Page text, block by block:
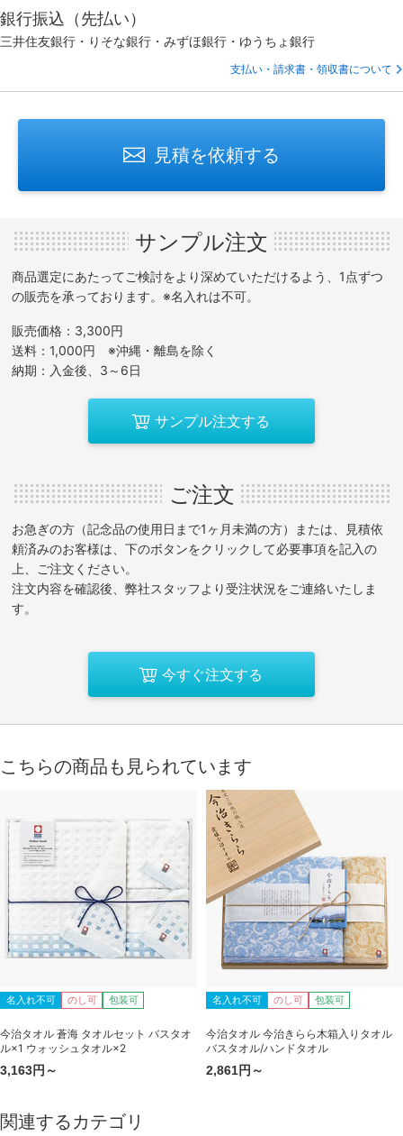
銀行振込（先払い）
三井住友銀行・りそな銀行・みずほ銀行・ゆうちょ銀行
支払い・請求書・領収書について
見積を依頼する
サンプル注文
商品選定にあたってご検討をより深めていただけるよう、1点ずつ
の販売を承っております。※名入れは不可。
販売価格：3,300円
送料：1,000円 ※沖縄・離島を除く
納期：入金後、3～6日
サンプル注文する
ご注文
お急ぎの方（記念品の使用日まで1ヶ月未満の方）または、見積依
頼済みのお客様は、下のボタンをクリックして必要事項を記入の
上、ご注文ください。
注文内容を確認後、弊社スタッフより受注状況をご連絡いたしま
す。
今すぐ注文する
こちらの商品も見られています
名入れ不可 のし可 包装可
今治タオル 蒼海 タオルセット バスタオ
ル×1 ウォッシュタオル×2
3,163円～
名入れ不可 のし可 包装可
今治タオル 今治きらら木箱入りタオル
バスタオル/ハンドタオル
2,861円～
関連するカテゴリ